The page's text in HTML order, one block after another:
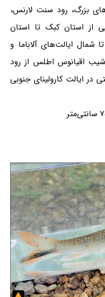
بزرگ، رود سنت لارنس،
استان کبک تا استان
شمال ایالت‌های آلاباما و
اقیانوس اطلس از رود
در ایالت کارولینای جنوبی